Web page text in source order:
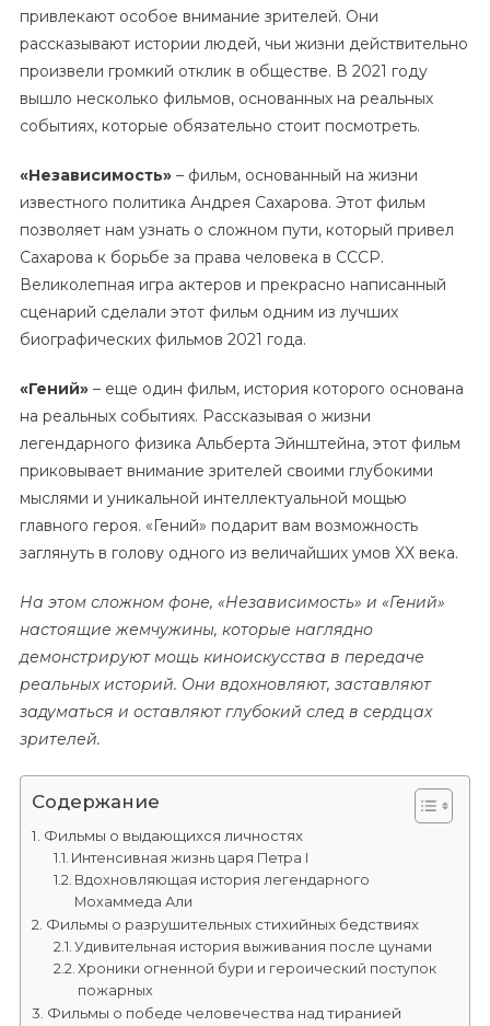
привлекают особое внимание зрителей. Они
рассказывают истории людей, чьи жизни действительно
произвели громкий отклик в обществе. В 2021 году
вышло несколько фильмов, основанных на реальных
событиях, которые обязательно стоит посмотреть.
«Независимость» – фильм, основанный на жизни
известного политика Андрея Сахарова. Этот фильм
позволяет нам узнать о сложном пути, который привел
Сахарова к борьбе за права человека в СССР.
Великолепная игра актеров и прекрасно написанный
сценарий сделали этот фильм одним из лучших
биографических фильмов 2021 года.
«Гений»– еще один фильм, история которого основана
на реальных событиях. Рассказывая о жизни
легендарного физика Альберта Эйнштейна, этот фильм
приковывает внимание зрителей своими глубокими
мыслями и уникальной интеллектуальной мощью
главного героя. «Гений» подарит вам возможность
заглянуть в голову одного из величайших умов XX века.
На этом сложном фоне, «Независимость» и «Гений»
настоящие жемчужины, которые наглядно
демонстрируют мощь киноискусства в передаче
реальных историй. Они вдохновляют, заставляют
задуматься и оставляют глубокий след в сердцах
зрителей.
Содержание
Фильмы о выдающихся личностях
Интенсивная жизнь царя Петра I
Вдохновляющая история легендарного
Мохаммеда Али
Фильмы о разрушительных стихийных бедствиях
Удивительная история выживания после цунами
Хроники огненной бури и героический поступок
пожарных
Фильмы о победе человечества над тиранией